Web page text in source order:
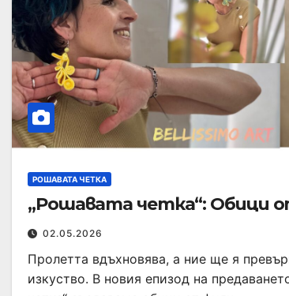
РОШАВАТА ЧЕТКА
„Рошавата четка“: Обици
02.05.2026
Пролетта вдъхновява, а ние ще я
изкуство. В новия епизод на